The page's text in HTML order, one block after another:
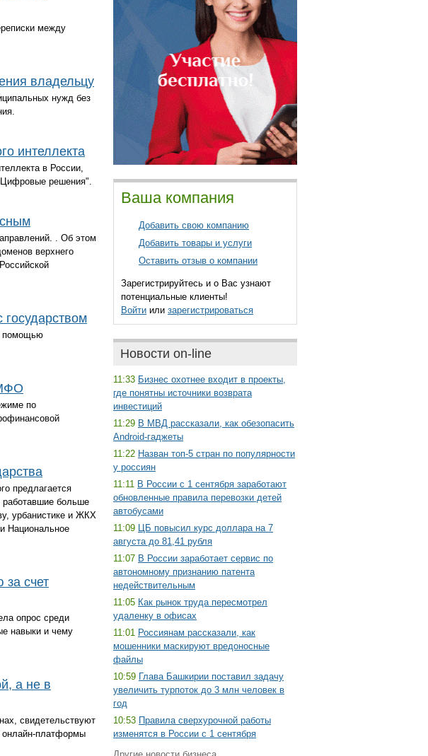
между
владельцу
нужд без
интеллекта
в России,
решения".
. Об этом
верхнего
помощью
по
предлагается
работавшие больше
урбанистике и ЖКХ
Национальное
счет
опрос среди
навыки и чему
а не в
свидетельствуют
онлайн-платформы
Ваша компания
Добавить свою компанию
Добавить товары и услуги
Оставить отзыв о компании
Зарегистрируйтесь и о Вас узнают
потенциальные клиенты!
Войти или зарегистрироваться
Новости on-line
11:33 Бизнес охотнее входит в проекты,
где понятны источники возврата
инвестиций
11:29 В МВД рассказали, как обезопасить
Android-гаджеты
11:22 Назван топ-5 стран по популярности
у россиян
11:11 В России с 1 сентября заработают
обновленные правила перевозки детей
автобусами
11:09 ЦБ повысил курс доллара на 7
августа до 81,41 рубля
11:07 В России заработает сервис по
автономному признанию патента
недействительным
11:05 Как рынок труда пересмотрел
удаленку в офисах
11:01 Россиянам рассказали, как
мошенники маскируют вредоносные
файлы
10:59 Глава Башкирии поставил задачу
увеличить турпоток до 3 млн человек в
год
10:53 Правила сверхурочной работы
изменятся в России с 1 сентября